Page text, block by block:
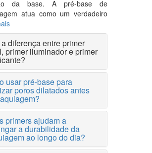
da base. A pré-base de
atua como um verdadeiro
diferença entre primer
primer iluminador e primer
usar pré-base para
poros dilatados antes
primers ajudam a
a durabilidade da
ao longo do dia?